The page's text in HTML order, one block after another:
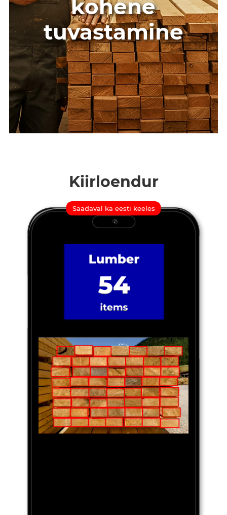
kohene
tuvastamine
Kiirloendur
Saadaval ka eesti keeles